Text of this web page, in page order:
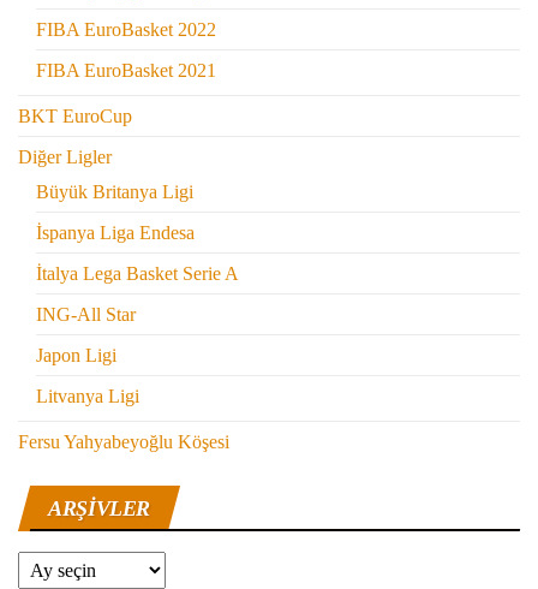
FIBA EuroBasket 2022
FIBA EuroBasket 2021
BKT EuroCup
Diğer Ligler
Büyük Britanya Ligi
İspanya Liga Endesa
İtalya Lega Basket Serie A
ING-All Star
Japon Ligi
Litvanya Ligi
Fersu Yahyabeyoğlu Köşesi
ARŞIVLER
Arşivler